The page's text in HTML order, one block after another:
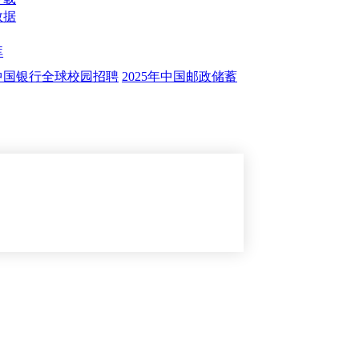
据
国银行全球校园招聘 2025年中国邮政储蓄